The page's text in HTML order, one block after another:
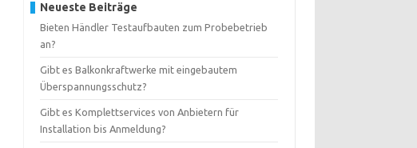
Neueste Beiträge
Bieten Händler Testaufbauten zum Probebetrieb
an?
Gibt es Balkonkraftwerke mit eingebautem
Überspannungsschutz?
Gibt es Komplettservices von Anbietern für
Installation bis Anmeldung?